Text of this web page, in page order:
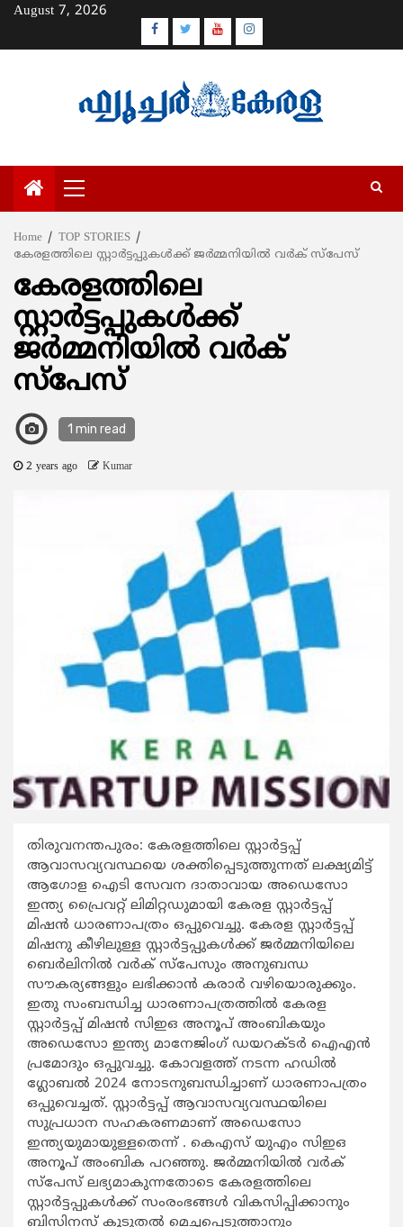
Skip
content
August 7, 2026
Facebook
TwitterYoutubeInstagram
Primary
Menu
Home
TOP STORIES
കേരളത്തിലെ സ്റ്റാര്‍ട്ടപ്പുകള്‍ക്ക് ജര്‍മ്മനിയില്‍ വര്‍ക് സ്പേസ്
കേരളത്തിലെ
സ്റ്റാര്‍ട്ടപ്പുകള്‍ക്ക്
ജര്‍മ്മനിയില്‍ വര്‍ക്
സ്പേസ്
1 min read
2 years ago Kumar
തിരുവനന്തപുരം: കേരളത്തിലെ സ്റ്റാര്‍ട്ടപ്പ്
ആവാസവ്യവസ്ഥയെ ശക്തിപ്പെടുത്തുന്നത് ലക്ഷ്യമിട്ട്
ആഗോള ഐടി സേവന ദാതാവായ അഡെസോ
ഇന്ത്യ പ്രൈവറ്റ് ലിമിറ്റഡുമായി കേരള സ്റ്റാര്‍ട്ടപ്പ്
മിഷന്‍ ധാരണാപത്രം ഒപ്പുവെച്ചു. കേരള സ്റ്റാര്‍ട്ടപ്പ്
മിഷനു കീഴിലുള്ള സ്റ്റാര്‍ട്ടപ്പുകള്‍ക്ക് ജര്‍മ്മനിയിലെ
ബെര്‍ലിനില്‍ വര്‍ക് സ്പേസും അനുബന്ധ
സൗകര്യങ്ങളും ലഭിക്കാന്‍ കരാര്‍ വഴിയൊരുക്കും.
ഇതു സംബന്ധിച്ച ധാരണാപത്രത്തില്‍ കേരള
സ്റ്റാര്‍ട്ടപ്പ് മിഷന്‍ സിഇഒ അനൂപ് അംബികയും
അഡെസോ ഇന്ത്യ മാനേജിംഗ് ഡയറക്ടര്‍ ഐഎന്‍
പ്രമോദും ഒപ്പുവച്ചു. കോവളത്ത് നടന്ന ഹഡില്‍
ഗ്ലോബല്‍ 2024 നോടനുബന്ധിച്ചാണ് ധാരണാപത്രം
ഒപ്പുവെച്ചത്. സ്റ്റാര്‍ട്ടപ്പ് ആവാസവ്യവസ്ഥയിലെ
സുപ്രധാന സഹകരണമാണ് അഡെസോ
ഇന്ത്യയുമായുള്ളതെന്ന് . കെഎസ് യുഎം സിഇഒ
അനൂപ് അംബിക പറഞ്ഞു. ജര്‍മ്മനിയില്‍ വര്‍ക്
സ്പേസ് ലഭ്യമാകുന്നതോടെ കേരളത്തിലെ
സ്റ്റാര്‍ട്ടപ്പുകള്‍ക്ക് സംരംഭങ്ങള്‍ വികസിപ്പിക്കാനും
ബിസിനസ് കൂടുതല്‍ മെച്ചപ്പെടുത്താനും